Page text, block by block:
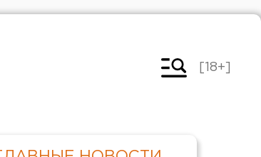
[18+]